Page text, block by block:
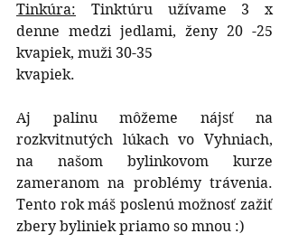
Tinkúra: Tinktúru užívame 3 x
denne medzi jedlami, ženy 20 -25
kvapiek, muži 30-35
kvapiek.
Aj palinu môžeme nájsť na
rozkvitnutých lúkach vo Vyhniach,
na našom bylinkovom kurze
zameranom na problémy trávenia.
Tento rok máš poslenú možnosť zažiť
zbery byliniek priamo so mnou :)